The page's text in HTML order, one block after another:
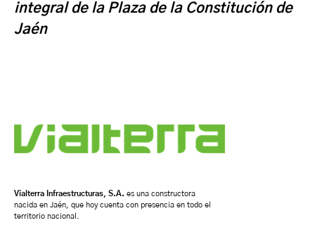
integral de la Plaza de la Constitución de
Jaén
Vialterra Infraestructuras, S.A. es una constructora
nacida en Jaén, que hoy cuenta con presencia en todo el
territorio nacional.